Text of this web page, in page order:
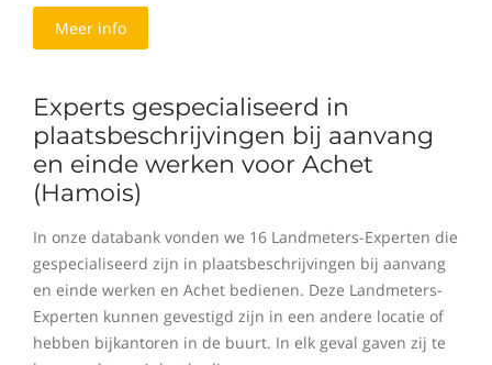
Meer info
Experts gespecialiseerd in
plaatsbeschrijvingen bij aanvang
en einde werken voor Achet
(Hamois)
In onze databank vonden we 16 Landmeters-Experten die
gespecialiseerd zijn in plaatsbeschrijvingen bij aanvang
en einde werken en Achet bedienen. Deze Landmeters-
Experten kunnen gevestigd zijn in een andere locatie of
hebben bijkantoren in de buurt. In elk geval gaven zij te